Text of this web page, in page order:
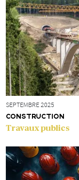
SEPTEMBRE 2025
CONSTRUCTION
Travaux publics